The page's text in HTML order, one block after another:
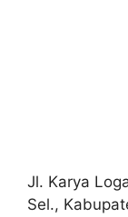
Jl. Karya
Sel.,